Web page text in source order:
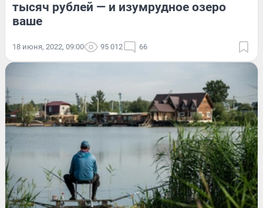
тысяч рублей — и изумрудное озеро
ваше
18 июня, 2022, 09:00 95 012 66